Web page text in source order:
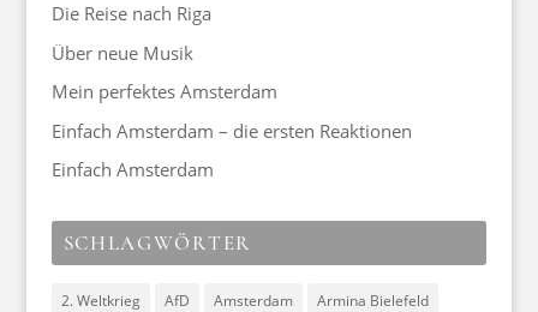
Die Reise nach Riga
Über neue Musik
Mein perfektes Amsterdam
Einfach Amsterdam – die ersten Reaktionen
Einfach Amsterdam
SCHLAGWÖRTER
2. Weltkrieg AfD Amsterdam
Armina Bielefeld